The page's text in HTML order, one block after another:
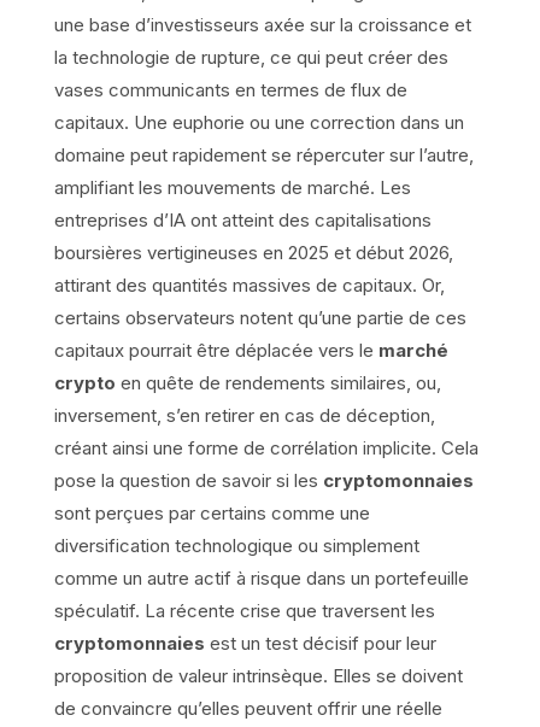
une base d’investisseurs axée sur la croissance et
la technologie de rupture, ce qui peut créer des
vases communicants en termes de flux de
capitaux. Une euphorie ou une correction dans un
domaine peut rapidement se répercuter sur l’autre,
amplifiant les mouvements de marché. Les
entreprises d’IA ont atteint des capitalisations
boursières vertigineuses en 2025 et début 2026,
attirant des quantités massives de capitaux. Or,
certains observateurs notent qu’une partie de ces
capitaux pourrait être déplacée vers le marché
crypto en quête de rendements similaires, ou,
inversement, s’en retirer en cas de déception,
créant ainsi une forme de corrélation implicite. Cela
pose la question de savoir si les cryptomonnaies
sont perçues par certains comme une
diversification technologique ou simplement
comme un autre actif à risque dans un portefeuille
spéculatif. La récente crise que traversent les
cryptomonnaies est un test décisif pour leur
proposition de valeur intrinsèque. Elles se doivent
de convaincre qu’elles peuvent offrir une réelle